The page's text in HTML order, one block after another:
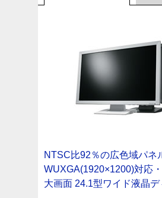
NTSC比92％の広色域パネ
WUXGA(1920×1200)対応
大画面 24.1型ワイド液晶デ